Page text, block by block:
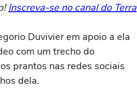
Inscreva-se no canal do Terra
Duvivier em apoio a ela
com um trecho do
prantos nas redes sociais
dela.